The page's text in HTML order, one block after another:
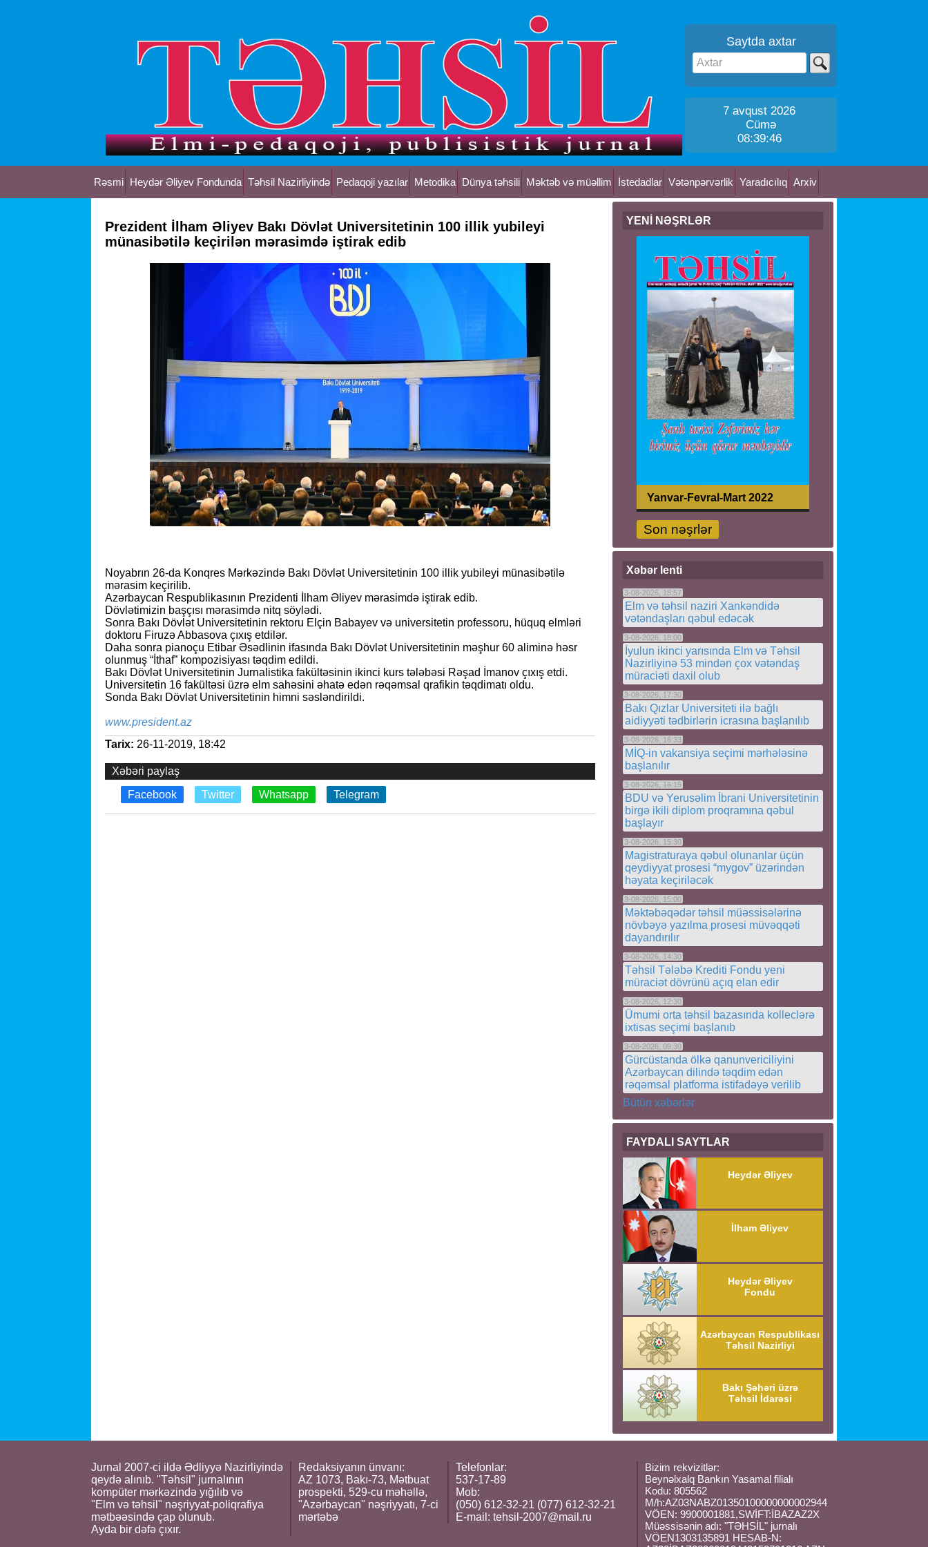
Saytda axtar
7 avqust 2026
Cümə
08:39:46
Rəsmi Heydər Əliyev Fondunda Təhsil Nazirliyində Pedaqoji yazılar Metodika Dünya təhsili Məktəb və müəllim İstedadlar Vətənpərvərlik Yaradıcılıq Arxiv
Prezident İlham Əliyev Bakı Dövlət Universitetinin 100 illik yubileyi
münasibətilə keçirilən mərasimdə iştirak edib
Noyabrın 26-da Konqres Mərkəzində Bakı Dövlət Universitetinin 100 illik yubileyi münasibətilə
mərasim keçirilib.
Azərbaycan Respublikasının Prezidenti İlham Əliyev mərasimdə iştirak edib.
Dövlətimizin başçısı mərasimdə nitq söylədi.
Sonra Bakı Dövlət Universitetinin rektoru Elçin Babayev və universitetin professoru, hüquq elmləri
doktoru Firuzə Abbasova çıxış etdilər.
Daha sonra pianoçu Etibar Əsədlinin ifasında Bakı Dövlət Universitetinin məşhur 60 aliminə həsr
olunmuş “İthaf” kompozisiyası təqdim edildi.
Bakı Dövlət Universitetinin Jurnalistika fakültəsinin ikinci kurs tələbəsi Rəşad İmanov çıxış etdi.
Universitetin 16 fakültəsi üzrə elm sahəsini əhatə edən rəqəmsal qrafikin təqdimatı oldu.
Sonda Bakı Dövlət Universitetinin himni səsləndirildi.
www.president.az
Tarix: 26-11-2019, 18:42
Xəbəri paylaş
Facebook
Twitter Whatsapp Telegram
YENİ NƏŞRLƏR
Yanvar-Fevral-Mart 2022
Son nəşrlər
Xəbər lenti
3-08-2026, 18:57
Elm və təhsil naziri Xankəndidə
vətəndaşları qəbul edəcək
3-08-2026, 18:00
İyulun ikinci yarısında Elm və Təhsil
Nazirliyinə 53 mindən çox vətəndaş
müraciəti daxil olub
3-08-2026, 17:30
Bakı Qızlar Universiteti ilə bağlı
aidiyyəti tədbirlərin icrasına başlanılıb
3-08-2026, 16:33
MİQ-in vakansiya seçimi mərhələsinə
başlanılır
3-08-2026, 16:15
BDU və Yerusəlim İbrani Universitetinin
birgə ikili diplom proqramına qəbul
başlayır
3-08-2026, 15:30
Magistraturaya qəbul olunanlar üçün
qeydiyyat prosesi “mygov” üzərindən
həyata keçiriləcək
3-08-2026, 15:00
Məktəbəqədər təhsil müəssisələrinə
növbəyə yazılma prosesi müvəqqəti
dayandırılır
3-08-2026, 14:30
Təhsil Tələbə Krediti Fondu yeni
müraciət dövrünü açıq elan edir
3-08-2026, 12:30
Ümumi orta təhsil bazasında kolleclərə
ixtisas seçimi başlanıb
3-08-2026, 09:30
Gürcüstanda ölkə qanunvericiliyini
Azərbaycan dilində təqdim edən
rəqəmsal platforma istifadəyə verilib
Bütün xəbərlər
FAYDALI SAYTLAR
Heydər Əliyev
İlham Əliyev
Heydər Əliyev
Fondu
Azərbaycan Respublikası
Təhsil Nazirliyi
Bakı Şəhəri üzrə
Təhsil İdarəsi
Jurnal 2007-ci ildə Ədliyyə Nazirliyində
qeydə alınıb. "Təhsil" jurnalının
kompüter mərkəzində yığılıb və
"Elm və təhsil" nəşriyyat-poliqrafiya
mətbəəsində çap olunub.
Ayda bir dəfə çıxır.
Redaksiyanın ünvanı:
AZ 1073, Bakı-73, Mətbuat
prospekti, 529-cu məhəllə,
"Azərbaycan" nəşriyyatı, 7-ci
mərtəbə
Telefonlar:
537-17-89
Mob:
(050) 612-32-21 (077) 612-32-21
E-mail: tehsil-2007@mail.ru
Bizim rekvizitlər:
Beynəlxalq Bankın Yasamal filialı
Kodu: 805562
M/h:AZ03NABZ01350100000000002944
VÖEN: 9900001881,SWİFT:İBAZAZ2X
Müəssisənin adı: "TƏHSİL" jurnalı
VÖEN1303135891 HESAB-N: